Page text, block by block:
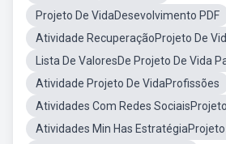
Projeto De VidaDesevolvimento PDF
Atividade RecuperaçãoProjeto De
Lista De ValoresDe Projeto De Vida
Atividade Projeto De VidaProfissões
Atividades Com Redes
Atividades Min Has EstratégiaProjeto